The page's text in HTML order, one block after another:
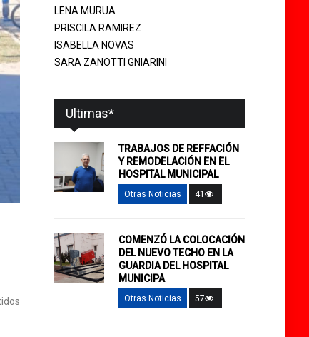
LENA MURUA
PRISCILA RAMIREZ
ISABELLA NOVAS
SARA ZANOTTI GNIARINI
Ultimas*
TRABAJOS DE REFFACIÓN
Y REMODELACIÓN EN EL
HOSPITAL MUNICIPAL
Otras Noticias 41
COMENZÓ LA COLOCACIÓN
DEL NUEVO TECHO EN LA
GUARDIA DEL HOSPITAL
MUNICIPA
Otras Noticias 57